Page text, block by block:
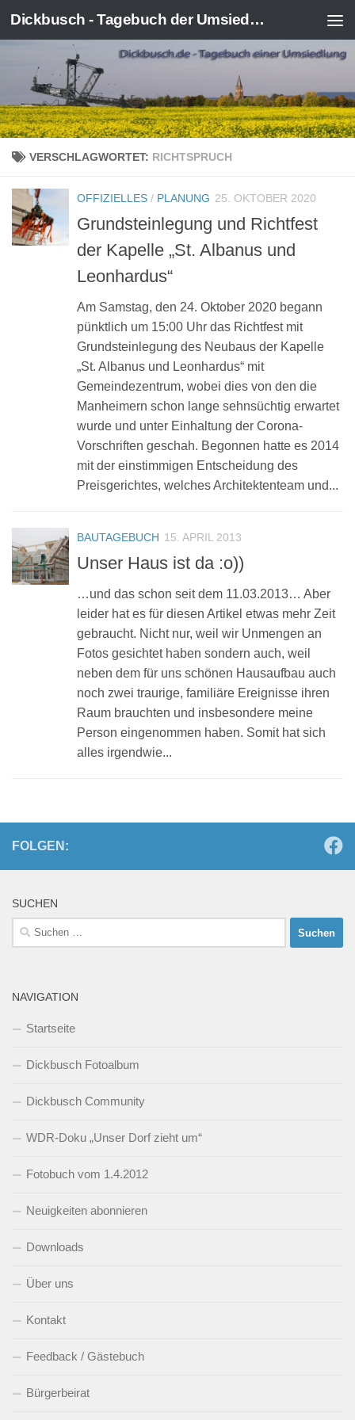
Zum Inhalt springen Dickbusch - Tagebuch der Umsiedlung von Kerpen-Manheim
VERSCHLAGWORTET: RICHTSPRUCH
OFFIZIELLES / PLANUNG 25. OKTOBER 2020
Grundsteinlegung und Richtfest
der Kapelle „St. Albanus und
Leonhardus“
Am Samstag, den 24. Oktober 2020 begann
pünktlich um 15:00 Uhr das Richtfest mit
Grundsteinlegung des Neubaus der Kapelle
„St. Albanus und Leonhardus“ mit
Gemeindezentrum, wobei dies von den die
Manheimern schon lange sehnsüchtig erwartet
wurde und unter Einhaltung der Corona-
Vorschriften geschah. Begonnen hatte es 2014
mit der einstimmigen Entscheidung des
Preisgerichtes, welches Architektenteam und...
BAUTAGEBUCH 15. APRIL 2013
Unser Haus ist da :o))
…und das schon seit dem 11.03.2013… Aber
leider hat es für diesen Artikel etwas mehr Zeit
gebraucht. Nicht nur, weil wir Unmengen an
Fotos gesichtet haben sondern auch, weil
neben dem für uns schönen Hausaufbau auch
noch zwei traurige, familiäre Ereignisse ihren
Raum brauchten und insbesondere meine
Person eingenommen haben. Somit hat sich
alles irgendwie...
FOLGEN:
SUCHEN
Suchen
nach:
NAVIGATION
Startseite
Dickbusch Fotoalbum
Dickbusch Community
WDR-Doku „Unser Dorf zieht um“
Fotobuch vom 1.4.2012
Neuigkeiten abonnieren
Downloads
Über uns
Kontakt
Feedback / Gästebuch
Bürgerbeirat